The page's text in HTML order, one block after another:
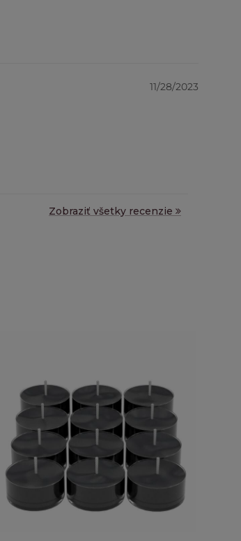
11/28/2023
Zobraziť všetky recenzie